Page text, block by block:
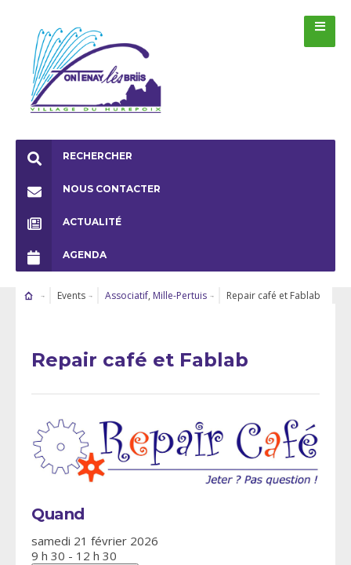
RECHERCHER
NOUS CONTACTER
ACTUALITÉ
AGENDA
Events Associatif, Mille-Pertuis Repair café et Fablab
Repair café et Fablab
Quand
samedi 21 février 2026
9 h 30 - 12 h 30